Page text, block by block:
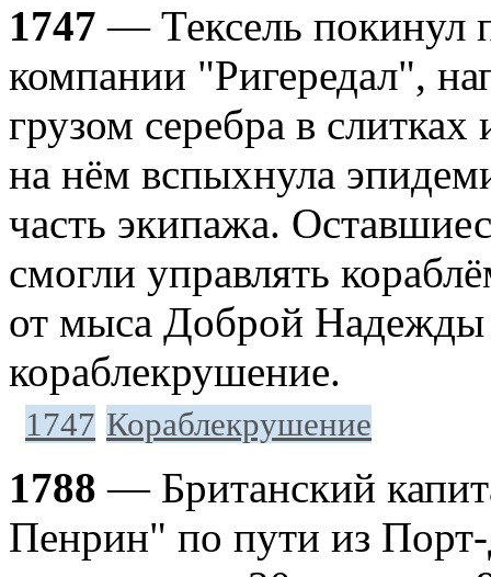
1747 — Тексель покинул
компании "Ригередал",
грузом серебра в
на нём вспыхнула
часть экипажа.
смогли управлять
от мыса Доброй Надежды
кораблекрушение.
1747 Кораблекрушение
1788 — Британский
Пенрин" по пути из